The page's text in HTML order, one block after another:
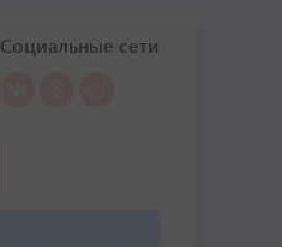
Социальные сети